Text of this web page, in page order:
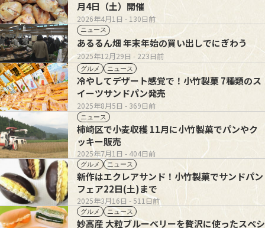
2026年4月1日 - 130日前
月4日（土）開催
ニュース
2025年12月29日 - 223日前
あるるん畑 年末年始の買い出しでにぎわう
グルメ ニュース
2025年8月5日 - 369日前
冷やしてデザート感覚で！小竹製菓 7種類のス
イーツサンドパン発売
ニュース
2025年7月1日 - 404日前
柿崎区で小麦収穫 11月に小竹製菓でパンやク
ッキー販売
グルメ ニュース
2025年3月16日 - 511日前
新作はエクレアサンド！小竹製菓でサンドパン
フェア22日(土)まで
グルメ ニュース
妙高産 大粒ブルーベリーを贅沢に使ったスペシ